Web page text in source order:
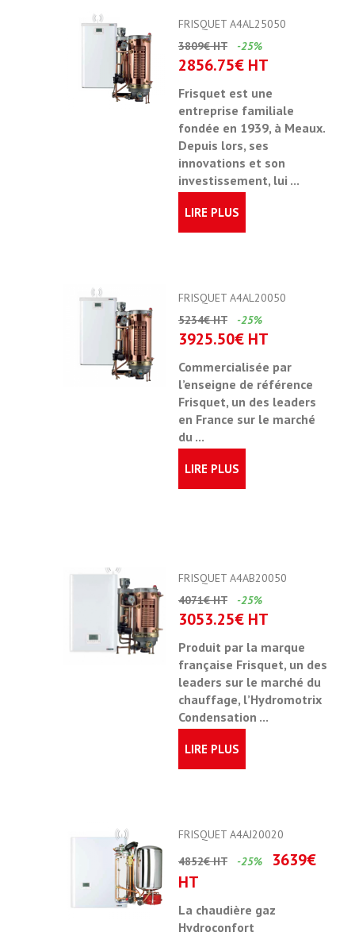
FRISQUET A4AL25050
3809€ HT
-25%
2856.75€ HT
Frisquet est une
entreprise familiale
fondée en 1939, à Meaux.
Depuis lors, ses
innovations et son
investissement, lui ...
LIRE PLUS
FRISQUET A4AL20050
5234€ HT
-25%
3925.50€ HT
Commercialisée par
l’enseigne de référence
Frisquet, un des leaders
en France sur le marché
du ...
LIRE PLUS
FRISQUET A4AB20050
4071€ HT
-25%
3053.25€ HT
Produit par la marque
française Frisquet, un des
leaders sur le marché du
chauffage, l’Hydromotrix
Condensation ...
LIRE PLUS
FRISQUET A4AJ20020
4852€ HT
-25%
3639€
HT
La chaudière gaz
Hydroconfort